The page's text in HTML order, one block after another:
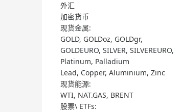
外汇
加密货币
现货金属:
GOLD, GOLDoz, GOLDgr,
GOLDEURO, SILVER, SILVEREURO,
Platinum, Palladium
Lead, Copper, Aluminium, Zinc
现货能源:
WTI, NAT.GAS, BRENT
股票\ ETFs: